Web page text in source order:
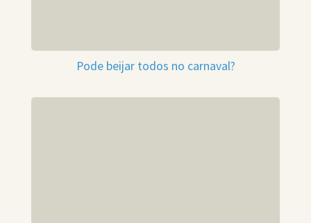
Pode beijar todos no carnaval?